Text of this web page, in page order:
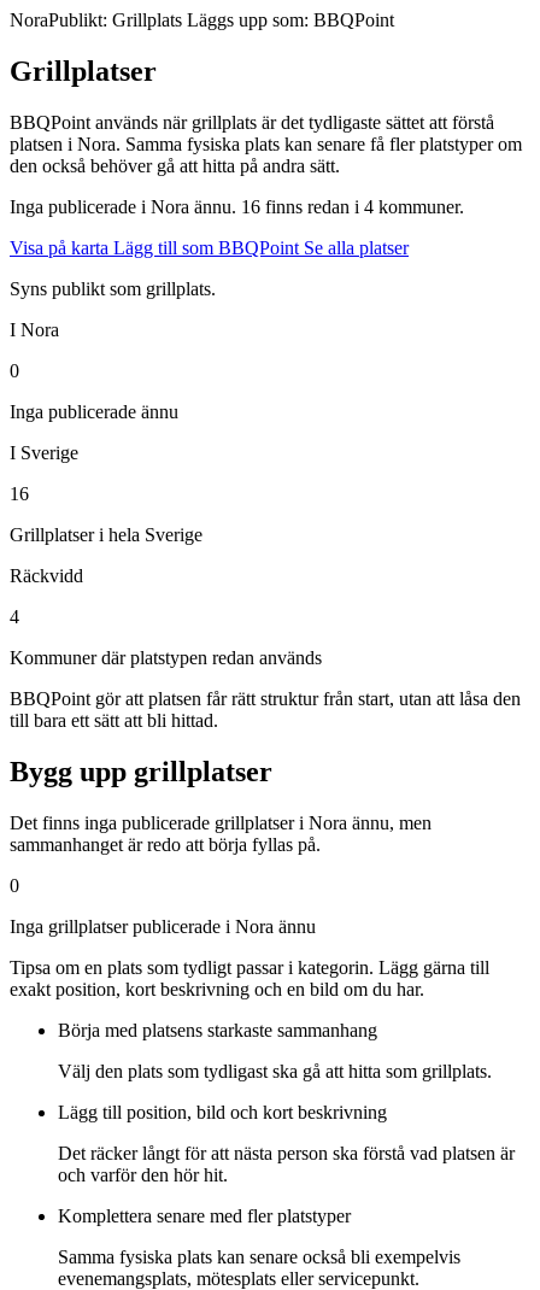
NoraPublikt: Grillplats Läggs upp som: BBQPoint
Grillplatser
BBQPoint används när grillplats är det tydligaste sättet att förstå
platsen i Nora. Samma fysiska plats kan senare få fler platstyper om
den också behöver gå att hitta på andra sätt.
Inga publicerade i Nora ännu. 16 finns redan i 4 kommuner.
Visa på karta Lägg till som BBQPoint Se alla platser
Syns publikt som grillplats.
I Nora
0
Inga publicerade ännu
I Sverige
16
Grillplatser i hela Sverige
Räckvidd
4
Kommuner där platstypen redan används
BBQPoint gör att platsen får rätt struktur från start, utan att låsa den
till bara ett sätt att bli hittad.
Bygg upp grillplatser
Det finns inga publicerade grillplatser i Nora ännu, men
sammanhanget är redo att börja fyllas på.
0
Inga grillplatser publicerade i Nora ännu
Tipsa om en plats som tydligt passar i kategorin. Lägg gärna till
exakt position, kort beskrivning och en bild om du har.
Börja med platsens starkaste sammanhang
Välj den plats som tydligast ska gå att hitta som grillplats.
Lägg till position, bild och kort beskrivning
Det räcker långt för att nästa person ska förstå vad platsen är
och varför den hör hit.
Komplettera senare med fler platstyper
Samma fysiska plats kan senare också bli exempelvis
evenemangsplats, mötesplats eller servicepunkt.